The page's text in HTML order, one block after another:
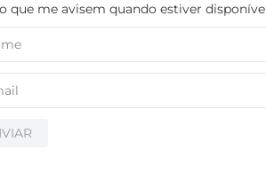
que me avisem quando estiver